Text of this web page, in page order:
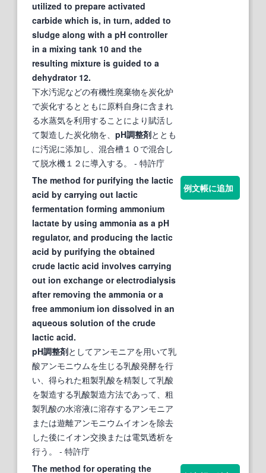
utilized to prepare activated
carbide which is, in turn, added to
sludge along with a pH controller
in a mixing tank 10 and the
resulting mixture is guided to a
dehydrator 12.
下水汚泥などの有機性廃棄物を炭化炉
で炭化するとともに原料自身に含まれ
る水蒸気を利用することにより賦活し
て製造した炭化物を、 pH調整剤ととも
に汚泥に添加し、混合槽１０で混合し
て脱水機１２に導入する。
- 特許庁
The method for purifying the lactic
acid by carrying out lactic
fermentation forming ammonium
lactate by using ammonia as a pH
regulator, and producing the lactic
acid by purifying the obtained
crude lactic acid involves carrying
out ion exchange or electrodialysis
after removing the ammonia or a
free ammonium ion dissolved in an
aqueous solution of the crude
lactic acid.
pH調整剤としてアンモニアを用いて乳
酸アンモニウムを生じる乳酸発酵を行
い、得られた粗製乳酸を精製して乳酸
を製造する乳酸製造方法であって、粗
製乳酸の水溶液に溶存するアンモニア
または遊離アンモニウムイオンを除去
した後にイオン交換または電気透析を
行う。
- 特許庁
例文帳に追加
The method for operating the